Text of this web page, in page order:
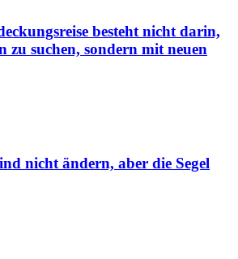
besteht nicht darin,
zu suchen, sondern mit neuen
nicht ändern, aber die Segel